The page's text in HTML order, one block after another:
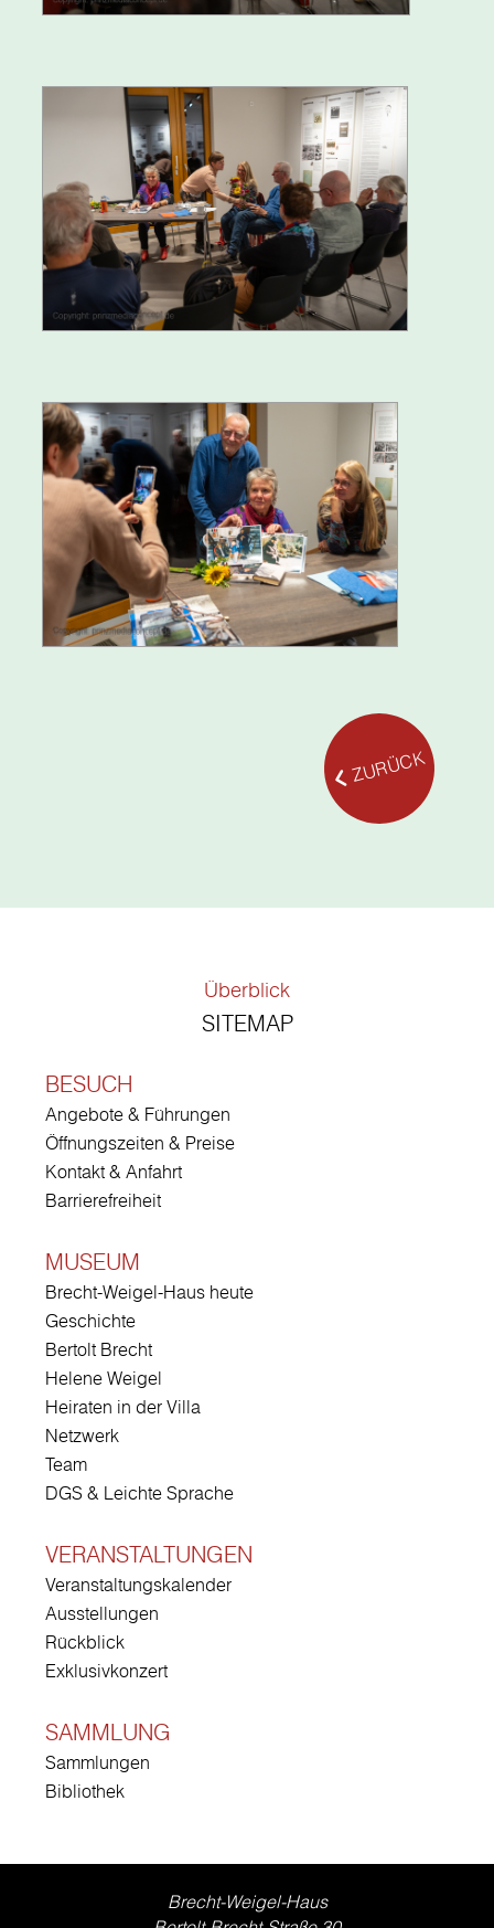
ZURÜCK
Überblick
SITEMAP
BESUCH
Angebote & Führungen
Öffnungszeiten & Preise
Kontakt & Anfahrt
Barrierefreiheit
MUSEUM
Brecht-Weigel-Haus heute
Geschichte
Bertolt Brecht
Helene Weigel
Heiraten in der Villa
Netzwerk
Team
DGS & Leichte Sprache
VERANSTALTUNGEN
Veranstaltungskalender
Ausstellungen
Rückblick
Exklusivkonzert
SAMMLUNG
Sammlungen
Bibliothek
Brecht-Weigel-Haus